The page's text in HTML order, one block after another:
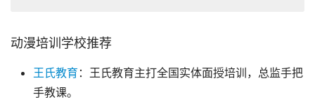
动漫培训学校推荐
王氏教育 ：王氏教育主打全国实体面授培训，总监手把
手教课。